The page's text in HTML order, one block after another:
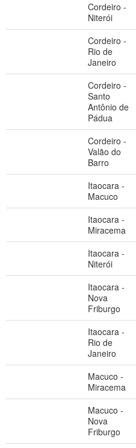
Cordeiro -
Niterói
Cordeiro -
Rio de
Janeiro
Cordeiro -
Santo
Antônio de
Pádua
Cordeiro -
Valão do
Barro
Itaocara -
Macuco
Itaocara -
Miracema
Itaocara -
Niterói
Itaocara -
Nova
Friburgo
Itaocara -
Rio de
Janeiro
Macuco -
Miracema
Macuco -
Nova
Friburgo